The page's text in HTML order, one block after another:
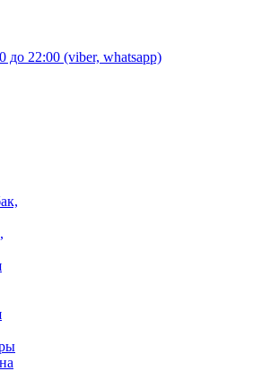
до 22:00 (viber, whatsapp)